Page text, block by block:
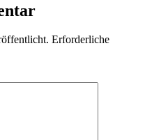
Erforderliche